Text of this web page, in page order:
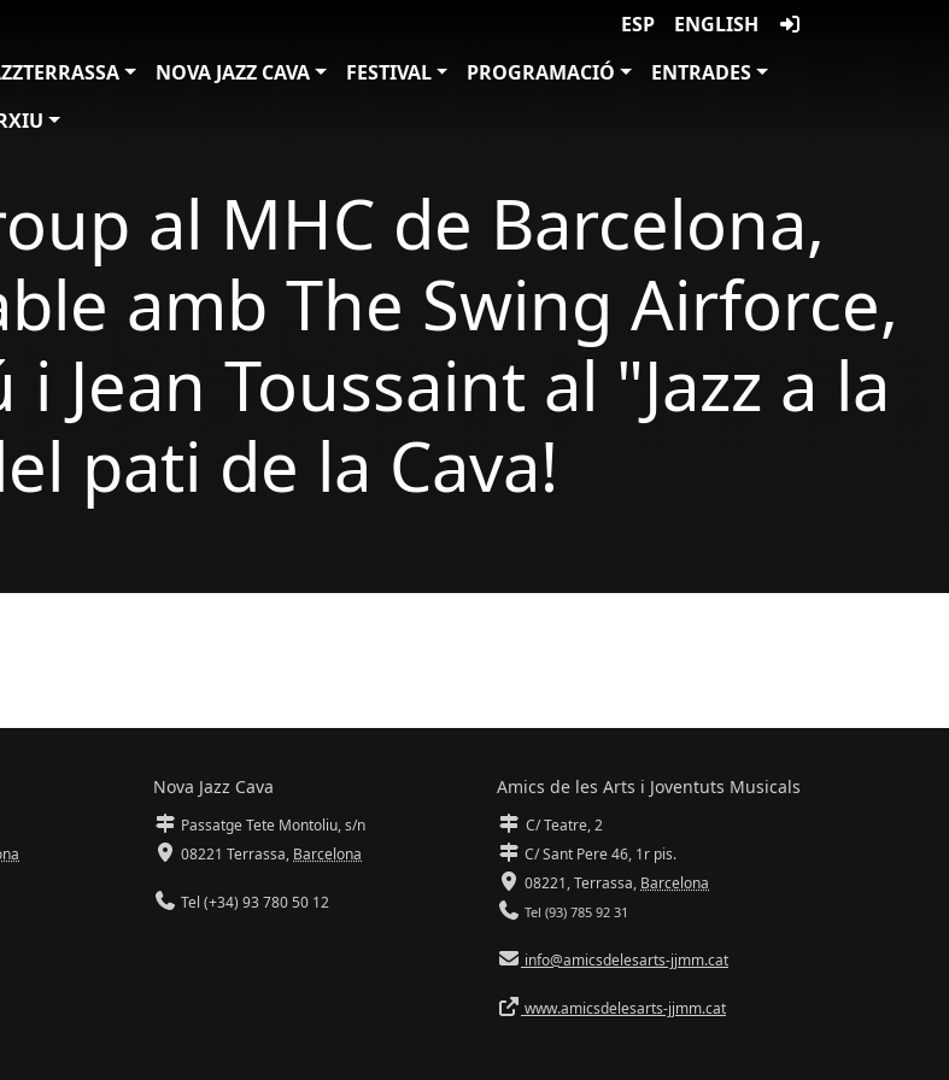
ESP
ENGLISH
NOVA JAZZ CAVA FESTIVAL PROGRAMACIÓ
ENTRADES
al MHC de Barcelona,
amb The Swing Airforce,
Jean Toussaint al "Jazz a la
pati de la Cava!
Nova Jazz Cava
Passatge Tete Montoliu, s/n
08221 Terrassa, Barcelona
Tel (+34) 93 780 50 12
Amics de les Arts i Joventuts Musicals
C/ Teatre, 2
C/ Sant Pere 46, 1r pis.
08221,Terrassa, Barcelona
Tel (93) 785 92 31
info@amicsdelesarts-jjmm.cat
www.amicsdelesarts-jjmm.cat